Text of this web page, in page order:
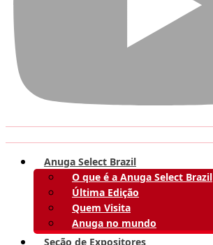
Anuga Select Brazil
O que é a Anuga Select Brazil
Última Edição
Quem Visita
Anuga no mundo
Seção de Expositores